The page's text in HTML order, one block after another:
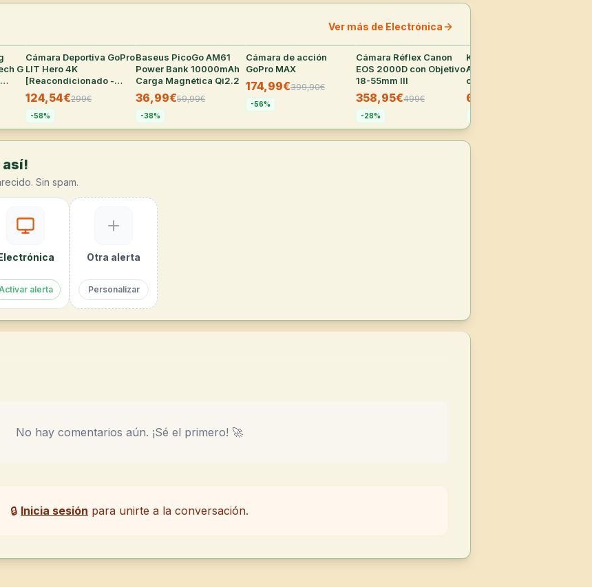
Ver más de Electrónica
25
G
35°
Cámara Deportiva GoPro
LIT Hero 4K
[Reacondicionado -
Como Nuevo]
124,54€299€
-58%
33
Baseus PicoGo AM61
Power Bank 10000mAh
Carga Magnética Qi2.2
36,99€59,99€
-38%
Cámara de acción
GoPro MAX
174,99€399,90€
-56%
29
Cámara Réflex Canon
EOS 2000D con Objetivo
18-55mm III
358,95€499€
-28%
Kentfaith Y30
Auriculares Traductor
con 150 idiomas y
Bluetooth 5.3
64,99€
así!
Sin spam.
alerta
Otra alerta
Personalizar
No hay comentarios aún. ¡Sé el primero! 🚀
🔒 Inicia sesión para unirte a la conversación.